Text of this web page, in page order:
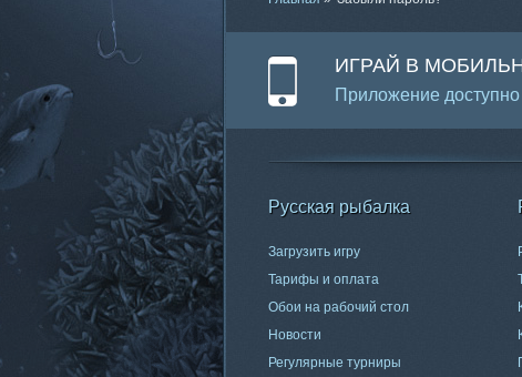
ИГРАЙ В
Приложение
Русская рыбалка
Загрузить игру
Тарифы и оплата
Обои на рабочий стол
Новости
Регулярные турниры